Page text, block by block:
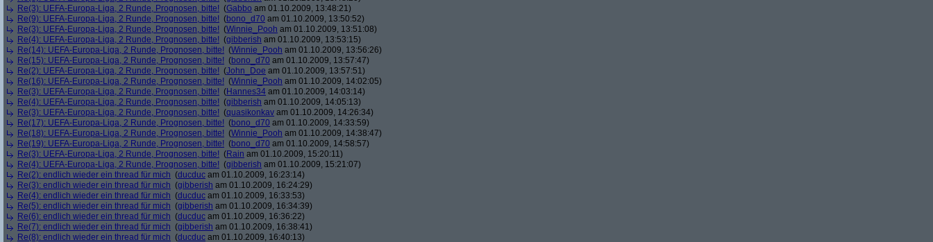
Re(3): UEFA-Europa-Liga, 2 Runde, Prognosen, bitte! (Gabbo am 01.10.2009, 13:48:21)
Re(9): UEFA-Europa-Liga, 2 Runde, Prognosen, bitte! (bono_d70 am 01.10.2009, 13:50:52)
Re(3): UEFA-Europa-Liga, 2 Runde, Prognosen, bitte! (Winnie_Pooh am 01.10.2009, 13:51:08)
Re(4): UEFA-Europa-Liga, 2 Runde, Prognosen, bitte! (gibberish am 01.10.2009, 13:53:15)
Re(14): UEFA-Europa-Liga, 2 Runde, Prognosen, bitte! (Winnie_Pooh am 01.10.2009, 13:56:26)
Re(15): UEFA-Europa-Liga, 2 Runde, Prognosen, bitte! (bono_d70 am 01.10.2009, 13:57:47)
Re(2): UEFA-Europa-Liga, 2 Runde, Prognosen, bitte! (John_Doe am 01.10.2009, 13:57:51)
Re(16): UEFA-Europa-Liga, 2 Runde, Prognosen, bitte! (Winnie_Pooh am 01.10.2009, 14:02:05)
Re(3): UEFA-Europa-Liga, 2 Runde, Prognosen, bitte! (Hannes34 am 01.10.2009, 14:03:14)
Re(4): UEFA-Europa-Liga, 2 Runde, Prognosen, bitte! (gibberish am 01.10.2009, 14:05:13)
Re(3): UEFA-Europa-Liga, 2 Runde, Prognosen, bitte! (quasikonkav am 01.10.2009, 14:26:34)
Re(17): UEFA-Europa-Liga, 2 Runde, Prognosen, bitte! (bono_d70 am 01.10.2009, 14:33:59)
Re(18): UEFA-Europa-Liga, 2 Runde, Prognosen, bitte! (Winnie_Pooh am 01.10.2009, 14:38:47)
Re(19): UEFA-Europa-Liga, 2 Runde, Prognosen, bitte! (bono_d70 am 01.10.2009, 14:58:57)
Re(3): UEFA-Europa-Liga, 2 Runde, Prognosen, bitte! (Rain am 01.10.2009, 15:20:11)
Re(4): UEFA-Europa-Liga, 2 Runde, Prognosen, bitte! (gibberish am 01.10.2009, 15:21:07)
Re(2): endlich wieder ein thread für mich (ducduc am 01.10.2009, 16:23:14)
Re(3): endlich wieder ein thread für mich (gibberish am 01.10.2009, 16:24:29)
Re(4): endlich wieder ein thread für mich (ducduc am 01.10.2009, 16:33:53)
Re(5): endlich wieder ein thread für mich (gibberish am 01.10.2009, 16:34:39)
Re(6): endlich wieder ein thread für mich (ducduc am 01.10.2009, 16:36:22)
Re(7): endlich wieder ein thread für mich (gibberish am 01.10.2009, 16:38:41)
Re(8): endlich wieder ein thread für mich (ducduc am 01.10.2009, 16:40:13)